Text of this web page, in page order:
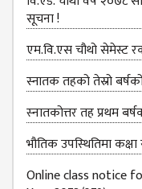
BA FIRST YEAR
BA SECOND YEAR
BA THIRD YEAR
BA FOURTH YEAR
EDUCATION(B.ED)
B.ED FIRST YEAR
सूचना !
एम.वि.एस चौथो सेमेस्ट
स्नातक तहको तेस्रो
स्‍नातकोत्तर तह प्रथम
भौतिक उपस्‍थितिमा
Online class notice